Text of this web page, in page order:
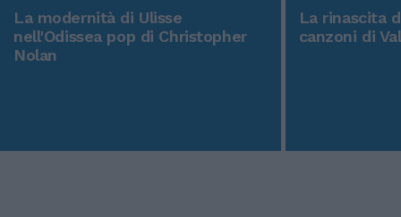
La modernità di Ulisse
nell'Odissea pop di Christopher
Nolan
La rinascita
canzoni di